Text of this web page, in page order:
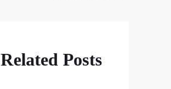
Related Posts